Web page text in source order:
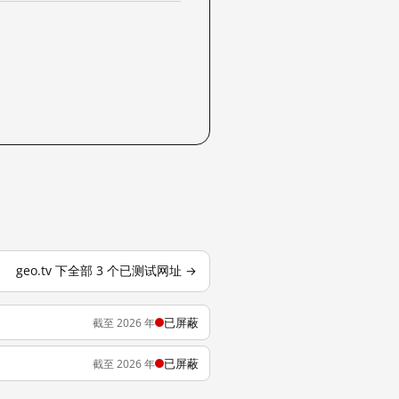
geo.tv 下全部 3 个已测试网址 →
截至 2026 年 已屏蔽
截至 2026 年 已屏蔽